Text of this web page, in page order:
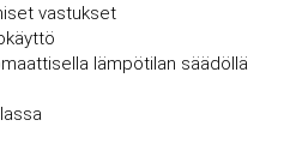
vastukset
lämpötilan säädöllä